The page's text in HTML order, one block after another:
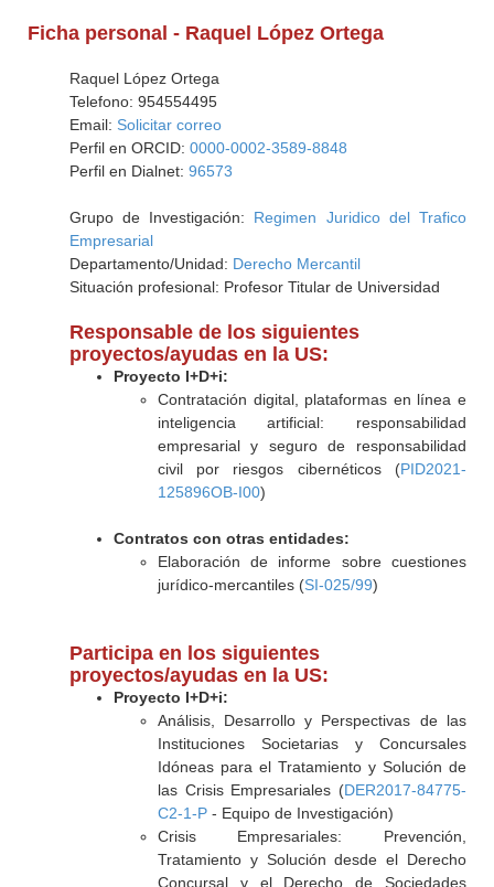
Ficha personal - Raquel López Ortega
Raquel López Ortega
Telefono: 954554495
Email: Solicitar correo
Perfil en ORCID: 0000-0002-3589-8848
Perfil en Dialnet: 96573
Grupo de Investigación: Regimen Juridico del Trafico
Empresarial
Departamento/Unidad: Derecho Mercantil
Situación profesional: Profesor Titular de Universidad
Responsable de los siguientes
proyectos/ayudas en la US:
Proyecto I+D+i:
Contratación digital, plataformas en línea e
inteligencia artificial: responsabilidad
empresarial y seguro de responsabilidad
civil por riesgos cibernéticos (PID2021-
125896OB-I00)
Contratos con otras entidades:
Elaboración de informe sobre cuestiones
jurídico-mercantiles (SI-025/99)
Participa en los siguientes
proyectos/ayudas en la US:
Proyecto I+D+i:
Análisis, Desarrollo y Perspectivas de las
Instituciones Societarias y Concursales
Idóneas para el Tratamiento y Solución de
las Crisis Empresariales (DER2017-84775-
C2-1-P- Equipo de Investigación)
Crisis Empresariales: Prevención,
Tratamiento y Solución desde el Derecho
Concursal y el Derecho de Sociedades